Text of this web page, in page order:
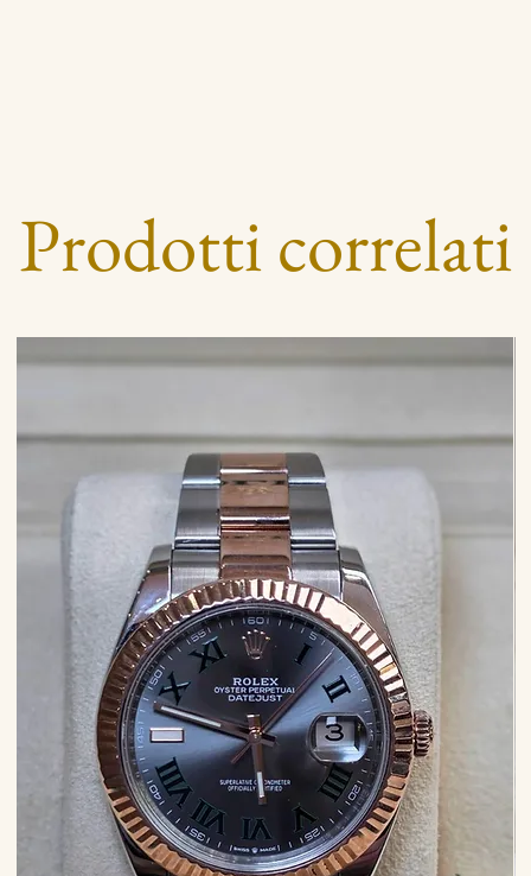
Prodotti correlati